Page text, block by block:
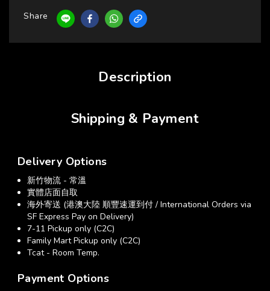
Share
Description
Shipping & Payment
Delivery Options
新竹物流 - 常溫
實體店面自取
海外寄送 (港澳大陸 順豐速運到付 / International Orders via
SF Express Pay on Delivery)
7-11 Pickup only (C2C)
Family Mart Pickup only (C2C)
Tcat - Room Temp.
Payment Options